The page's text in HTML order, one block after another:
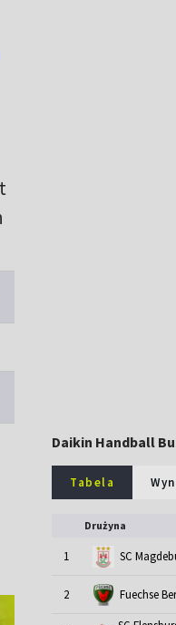
Daikin Handball
Tabela
Drużyna
1 SC
2 Fuechse